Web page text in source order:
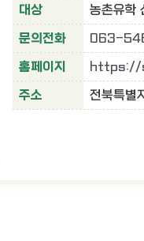
대상
농촌유학
문의전화
063-
홈페이지
https://
주소
전북특별